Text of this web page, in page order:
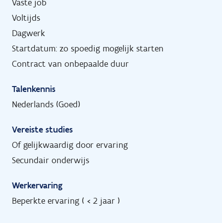
Vaste job
Voltijds
Dagwerk
Startdatum: zo spoedig mogelijk starten
Contract van onbepaalde duur
Talenkennis
Nederlands (Goed)
Vereiste studies
Of gelijkwaardig door ervaring
Secundair onderwijs
Werkervaring
Beperkte ervaring ( < 2 jaar )